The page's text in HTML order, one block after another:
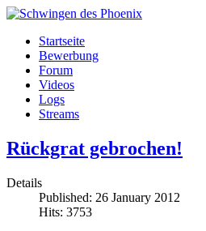
Startseite
Bewerbung
Forum
Videos
Logs
Streams
Rückgrat gebrochen!
Details
Published: 26 January 2012
Hits: 3753